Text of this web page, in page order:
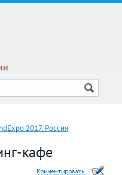
2017. Россия
кафе